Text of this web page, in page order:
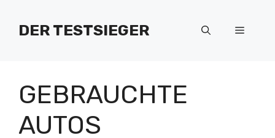
Inhalt
springenDER TESTSIEGER Menü
GEBRAUCHTE
AUTOS